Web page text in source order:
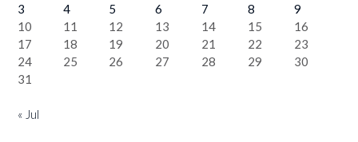
3
4 5 6 7 8
9
10
11 12 13 14 15
16
17
18 19 20 21 22
23
24
25 26 27 28 29
30
31
« Jul